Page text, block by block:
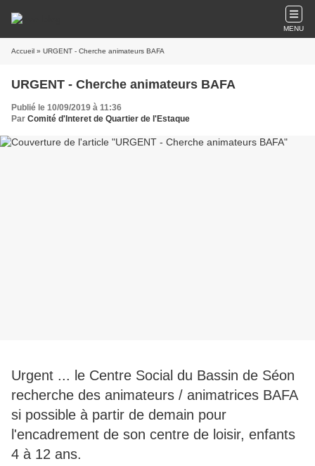
MENU
Accueil » URGENT - Cherche animateurs BAFA
URGENT - Cherche animateurs BAFA
Publié le 10/09/2019 à 11:36
Par Comité d'Interet de Quartier de l'Estaque
Urgent ... le Centre Social du Bassin de Séon
recherche des animateurs / animatrices BAFA
si possible à partir de demain pour
l'encadrement de son centre de loisir, enfants
4 à 12 ans.